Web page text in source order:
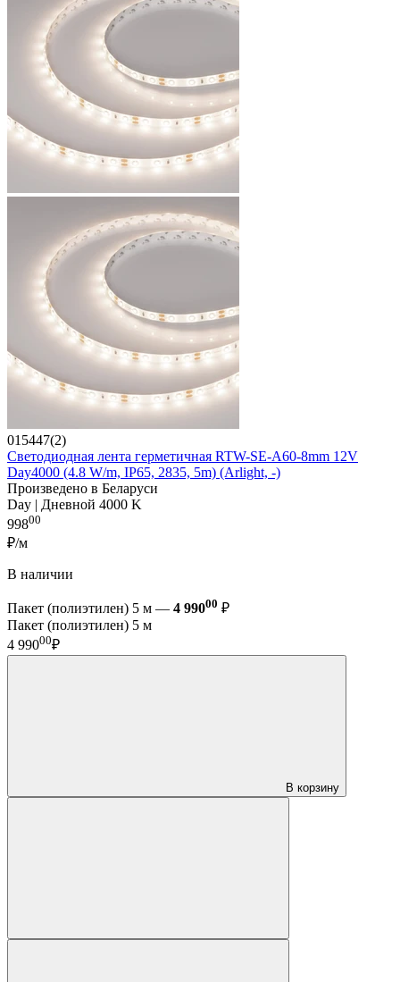
015447(2)
Светодиодная лента герметичная RTW-SE-A60-8mm 12V
Day4000 (4.8 W/m, IP65, 2835, 5m) (Arlight, -)
Произведено в Беларуси
Day | Дневной 4000 K
99800
₽/м
В наличии
Пакет (полиэтилен) 5 м — 4 99000 ₽
Пакет (полиэтилен) 5 м
4 99000₽
В корзину